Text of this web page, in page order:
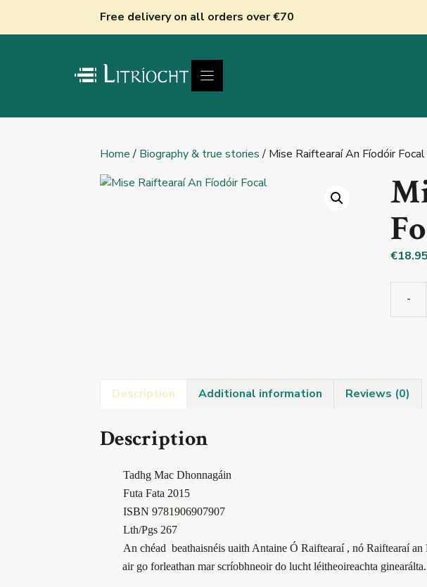
Free delivery on all orders over €70
Home/ Biography & true stories/ Mise Raiftearaí An Fíodóir Focal
€18.95
-
Focal
quantity
Description Additional information Reviews (0)
Description
Tadhg Mac Dhonnagáin
Futa Fata 2015
ISBN 9781906907907
Lth/Pgs 267
An chéad beathaisnéis uaith Antaine Ó Raiftearaí , nó Raiftearaí
air go forleathan mar scríobhneoir do lucht léitheoireachta ginearálta.